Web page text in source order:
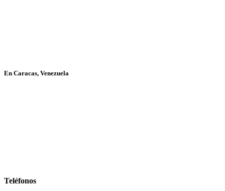
En Caracas, Venezuela
Teléfonos